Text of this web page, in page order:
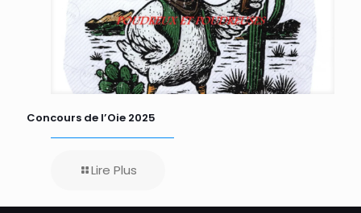
Concours de l’Oie 2025
Lire Plus